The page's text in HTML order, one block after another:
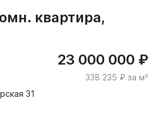
квартира,
23 000 000 ₽
338 235 ₽ за м²
31